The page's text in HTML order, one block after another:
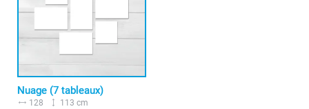
Nuage (7 tableaux)
128 113 cm